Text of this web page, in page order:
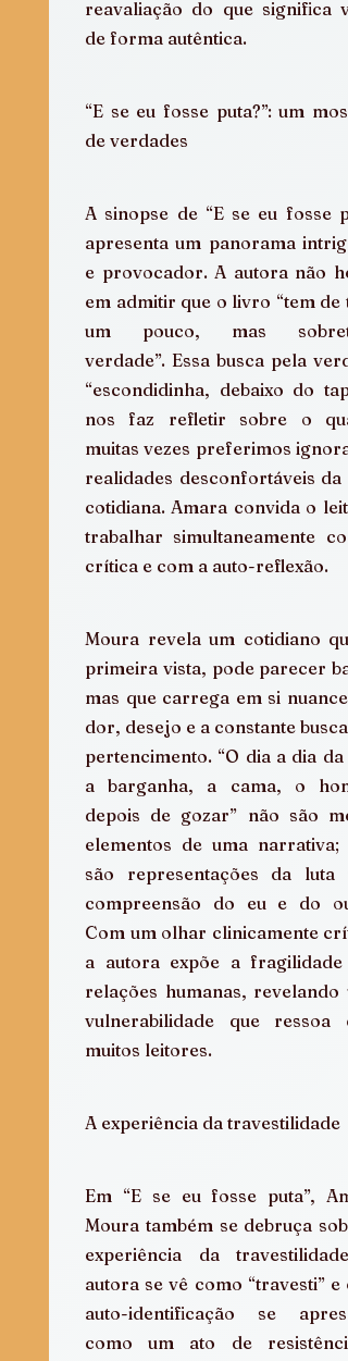
reavaliação do que significa
de forma autêntica.
“E se eu fosse puta?”: um
de verdades
A sinopse de “E se eu fosse
apresenta um panorama
e provocador. A autora não
em admitir que o livro “tem de
um pouco, mas
verdade”. Essa busca pela
“escondidinha, debaixo do
nos faz refletir sobre o
muitas vezes preferimos
realidades desconfortáveis da
cotidiana. Amara convida o
trabalhar simultaneamente
crítica e com a auto-reflexão.
Moura revela um cotidiano
primeira vista, pode parecer
mas que carrega em si
dor, desejo e a constante busca
pertencimento. “O dia a dia da
a barganha, a cama, o
depois de gozar” não são
elementos de uma narrativa;
são representações da luta
compreensão do eu e do
Com um olhar clinicamente
a autora expõe a fragilidade
relações humanas, revelando
vulnerabilidade que ressoa
muitos leitores.
A experiência da travestilidade
Em “E se eu fosse puta”,
Moura também se debruça
experiência da
autora se vê como “travesti” e
auto-identificação se
como um ato de